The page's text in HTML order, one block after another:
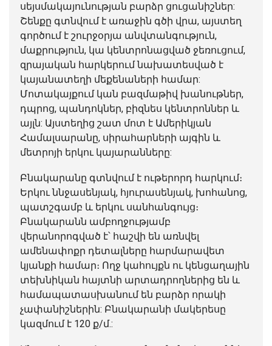
սեյսմակայունության բարձր ցուցանիշներ:
Շենքը գտնվում է առաջին գծի վրա, այստեղ
գործում է շուրջօրյա անվտանգություն,
մաքրություն, կա կենտրոնացված ջեռուցում,
զրայական հարկերում նախատեսված է
կայանատեղի մեքենաների համար:
Մոտակայքում կան բազմաթիվ խանութներ,
դպրոց, պանդոկներ, բիզնես կենտրոններ և
այլն: Այստեղից շատ մոտ է Ամերիկյան
Համալսարանը, սիրահարների այգին և
մետրոյի երկու կայարանները:
Բնակարանը գտնվում է ութերորդ հարկում։
Երկու ննջասենյակ, հյուրասենյակ, խոհանոց,
պատշգամբ և երկու սանհանգույց։
Բնակարանն ամբողջությամբ
վերանորոգված է՝ հաշվի են առնվել
ամենափոքր դետալները հարմարավետ
կյանքի համար։ Ողջ կահույքն ու կենցաղային
տեխնիկան հայտնի արտադրողներից են և
համապատասխանում են բարձր որակի
չափանիշներին: Բնակարանի մակերեսը
կազմում է 120 ք/մ.: